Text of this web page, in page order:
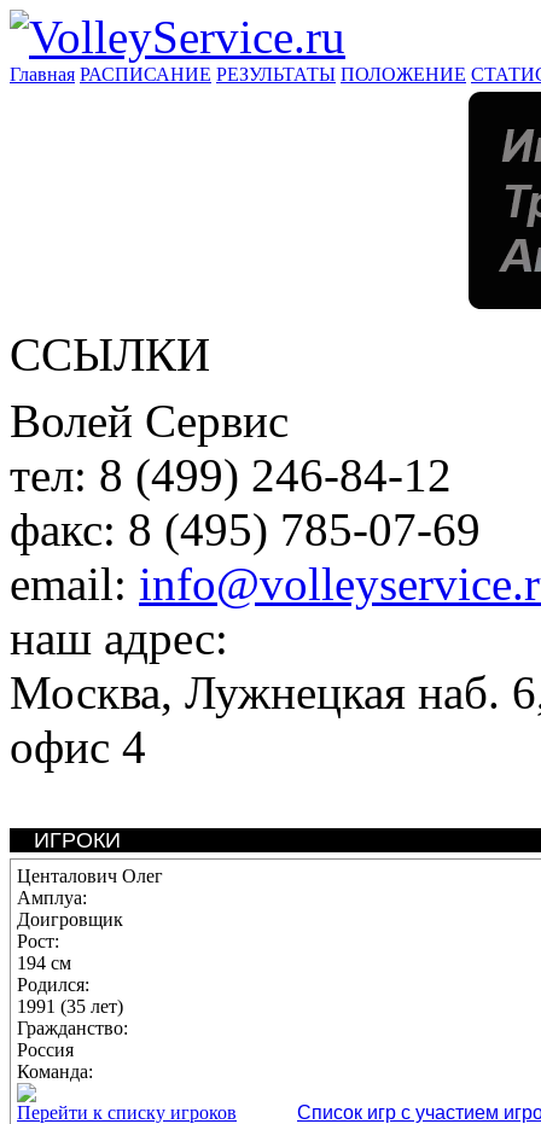
Главная РАСПИСАНИЕ РЕЗУЛЬТАТЫ ПОЛОЖЕНИЕ
ССЫЛКИ
Волей Сервис
тел: 8 (499) 246-84-12
факс: 8 (495) 785-07-69
email:
наш адрес:
Москва, Лужнецкая наб.
офис 4
ИГРОКИ
Центалович Олег
Амплуа:
Доигровщик
Рост:
194 см
Родился:
1991 (35 лет)
Гражданство:
Россия
Команда:
Перейти к списку игроков
Список игр с участием